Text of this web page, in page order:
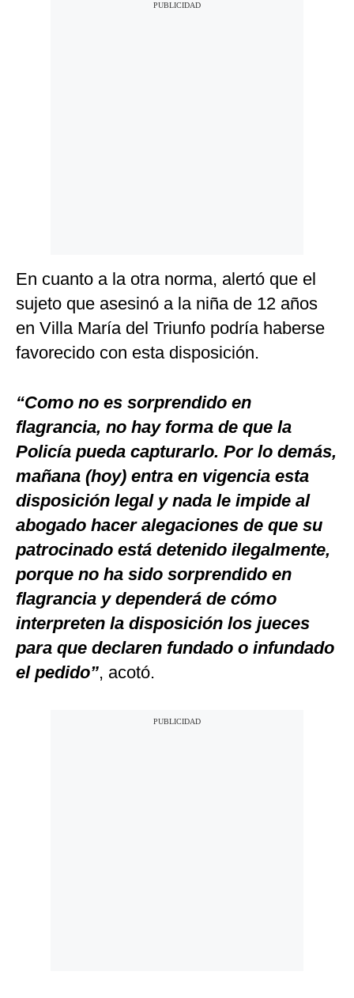
En cuanto a la otra norma, alertó que el
sujeto que asesinó a la niña de 12 años
en Villa María del Triunfo podría haberse
favorecido con esta disposición.
“Como no es sorprendido en
flagrancia, no hay forma de que la
Policía pueda capturarlo. Por lo demás,
mañana (hoy) entra en vigencia esta
disposición legal y nada le impide al
abogado hacer alegaciones de que su
patrocinado está detenido ilegalmente,
porque no ha sido sorprendido en
flagrancia y dependerá de cómo
interpreten la disposición los jueces
para que declaren fundado o infundado
el pedido”, acotó.